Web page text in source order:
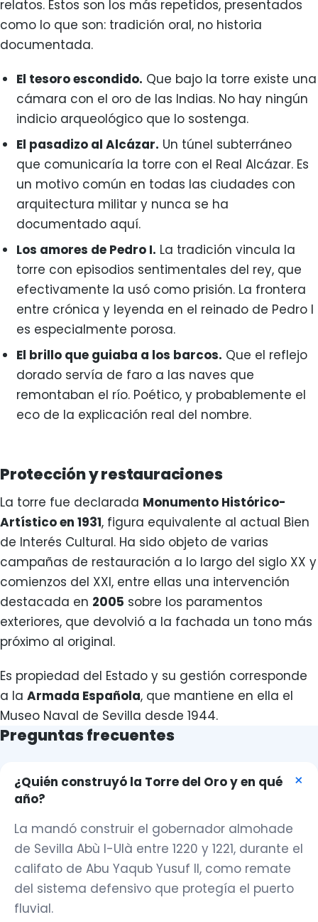
relatos. Estos son los más repetidos, presentados
como lo que son: tradición oral, no historia
documentada.
El tesoro escondido. Que bajo la torre existe una
cámara con el oro de las Indias. No hay ningún
indicio arqueológico que lo sostenga.
El pasadizo al Alcázar. Un túnel subterráneo
que comunicaría la torre con el Real Alcázar. Es
un motivo común en todas las ciudades con
arquitectura militar y nunca se ha
documentado aquí.
Los amores de Pedro I. La tradición vincula la
torre con episodios sentimentales del rey, que
efectivamente la usó como prisión. La frontera
entre crónica y leyenda en el reinado de Pedro I
es especialmente porosa.
El brillo que guiaba a los barcos. Que el reflejo
dorado servía de faro a las naves que
remontaban el río. Poético, y probablemente el
eco de la explicación real del nombre.
Protección y restauraciones
La torre fue declarada Monumento Histórico-
Artístico en 1931, figura equivalente al actual Bien
de Interés Cultural. Ha sido objeto de varias
campañas de restauración a lo largo del siglo XX y
comienzos del XXI, entre ellas una intervención
destacada en 2005 sobre los paramentos
exteriores, que devolvió a la fachada un tono más
próximo al original.
Es propiedad del Estado y su gestión corresponde
a la Armada Española, que mantiene en ella el
Museo Naval de Sevilla desde 1944.
Preguntas frecuentes
¿Quién construyó la Torre del Oro y en qué
año?
La mandó construir el gobernador almohade
de Sevilla Abù l-Ulà entre 1220 y 1221, durante el
califato de Abu Yaqub Yusuf II, como remate
del sistema defensivo que protegía el puerto
fluvial.